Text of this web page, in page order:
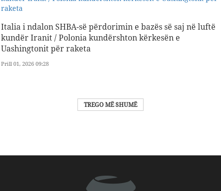
Italia i ndalon SHBA-së përdorimin e bazës së saj në luftë
kundër Iranit / Polonia kundërshton kërkesën e
Uashingtonit për raketa
Prill 01, 2026 09:28
TREGO MË SHUMË